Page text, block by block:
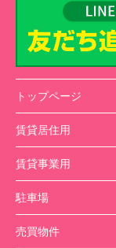
トップページ
賃貸居住用
賃貸事業用
駐車場
売買物件